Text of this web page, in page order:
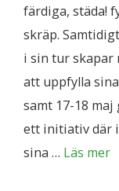
färdiga, städa!
skräp.
i sin tur
att uppfylla
samt 17-18 maj
ett initiativ där
sina … Läs mer